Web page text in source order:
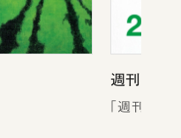
週刊新潮
「週刊新潮